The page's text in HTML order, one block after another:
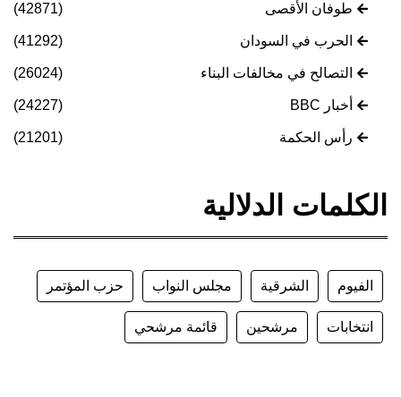
طوفان الأقصى (42871)
الحرب في السودان (41292)
التصالح في مخالفات البناء (26024)
أخبار BBC (24227)
رأس الحكمة (21201)
الكلمات الدلالية
الفيوم الشرقية مجلس النواب حزب المؤتمر
انتخابات مرشحين قائمة مرشحي